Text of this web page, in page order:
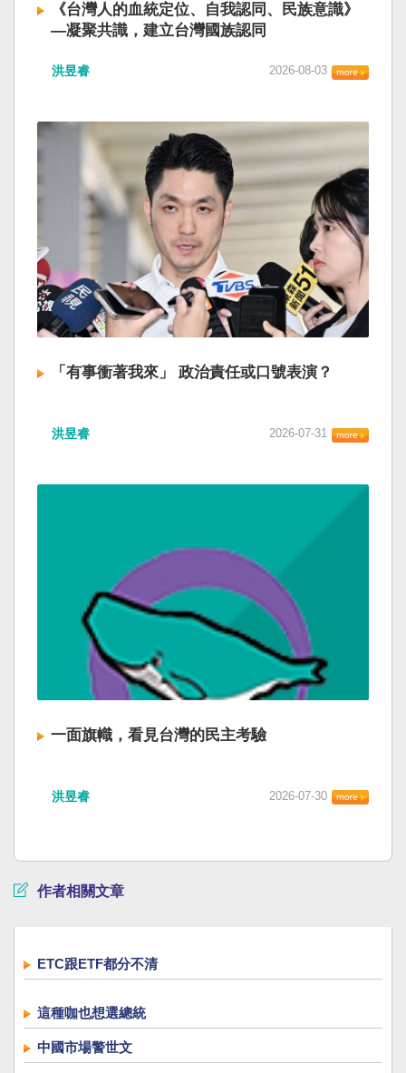
《台灣人的血統定位、自我認同、民族意識》
—凝聚共識，建立台灣國族認同
洪昱睿 2026-08-03
「有事衝著我來」 政治責任或口號表演？
洪昱睿 2026-07-31
一面旗幟，看見台灣的民主考驗
洪昱睿 2026-07-30
作者相關文章
ETC跟ETF都分不清
這種咖也想選總統
中國市場警世文